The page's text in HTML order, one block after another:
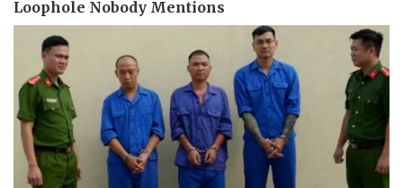
Thể thao
Bóng đá
Lịch thi đấu bóng đá
Thế giới thể thao
eSports
Hậu trường
Xe máy
Tư vấn